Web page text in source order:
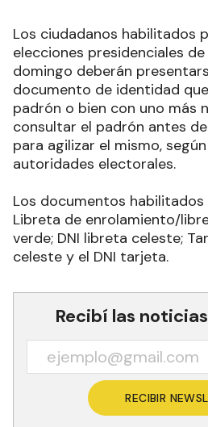
Los ciudadanos habilitados
elecciones presidenciales
domingo deberán
documento de identidad
padrón o bien con uno más
consultar el padrón antes
para agilizar el mismo,
autoridades electorales.
Los documentos
Libreta de enrolamiento/
verde; DNI libreta celeste;
celeste y el DNI tarjeta.
Recibí las
RECIBIR